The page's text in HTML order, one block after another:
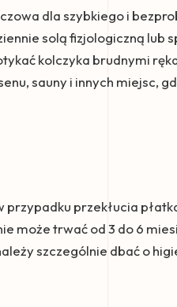
dla szybkiego i
solą fizjologiczną lub
kolczyka brudnymi
sauny i innych miejsc,
przekłucia
może trwać od 3 do 6
szczególnie dbać o